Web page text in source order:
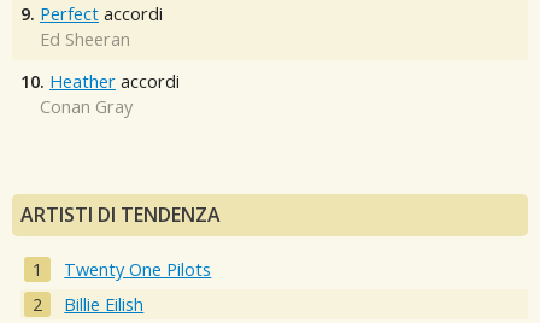
9. Perfect accordi
Ed Sheeran
10. Heather accordi
Conan Gray
ARTISTI DI TENDENZA
Twenty One Pilots
Billie Eilish